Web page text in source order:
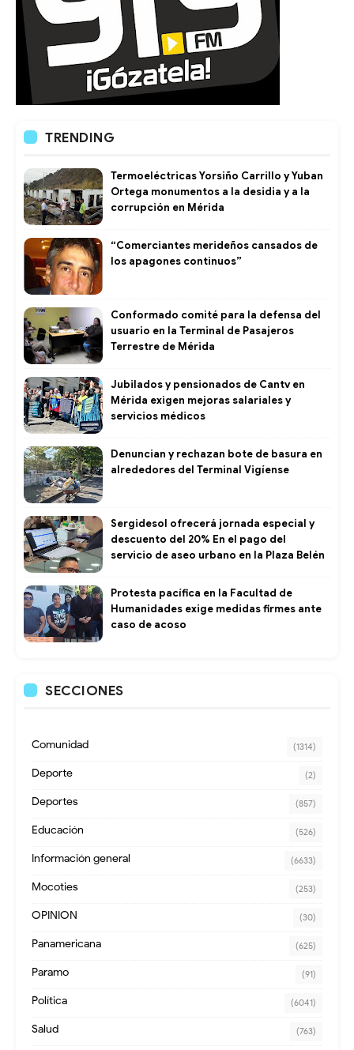
TRENDING
Termoeléctricas Yorsiño Carrillo y Yuban
Ortega monumentos a la desidia y a la
corrupción en Mérida
“Comerciantes merideños cansados de
los apagones continuos”
Conformado comité para la defensa del
usuario en la Terminal de Pasajeros
Terrestre de Mérida
Jubilados y pensionados de Cantv en
Mérida exigen mejoras salariales y
servicios médicos
Denuncian y rechazan bote de basura en
alrededores del Terminal Vigíense
Sergidesol ofrecerá jornada especial y
descuento del 20% En el pago del
servicio de aseo urbano en la Plaza Belén
Protesta pacífica en la Facultad de
Humanidades exige medidas firmes ante
caso de acoso
SECCIONES
Comunidad (1314)
Deporte (2)
Deportes (857)
Educación (526)
Información general (6633)
Mocoties (253)
OPINION (30)
Panamericana (625)
Paramo (91)
Política (6041)
Salud (763)